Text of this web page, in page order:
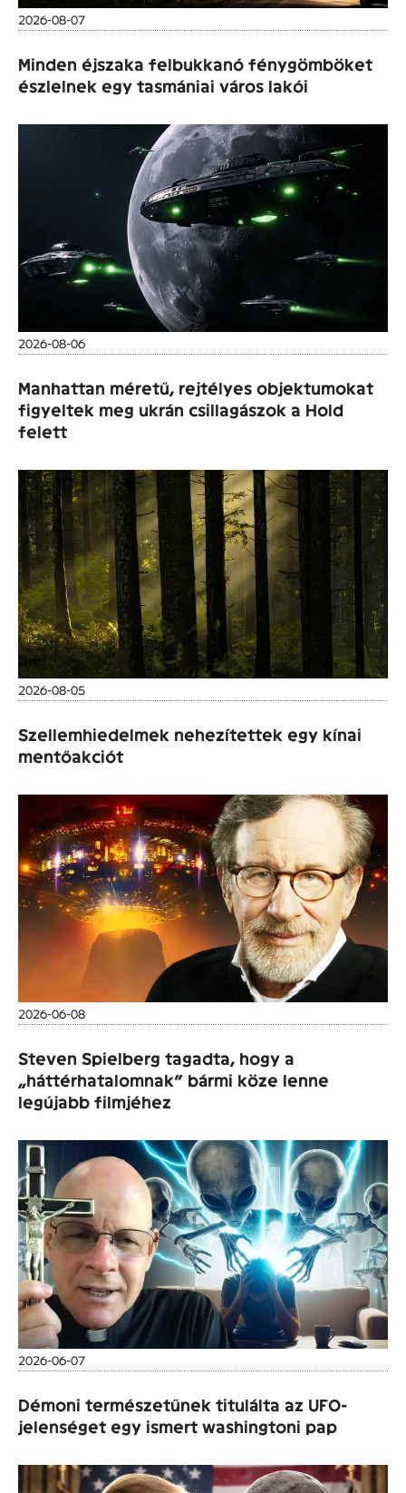
2026-08-07
Minden éjszaka felbukkanó fénygömböket
észlelnek egy tasmániai város lakói
2026-08-06
Manhattan méretű, rejtélyes objektumokat
figyeltek meg ukrán csillagászok a Hold
felett
2026-08-05
Szellemhiedelmek nehezítettek egy kínai
mentőakciót
2026-06-08
Steven Spielberg tagadta, hogy a
„háttérhatalomnak” bármi köze lenne
legújabb filmjéhez
2026-06-07
Démoni természetűnek titulálta az UFO-
jelenséget egy ismert washingtoni pap